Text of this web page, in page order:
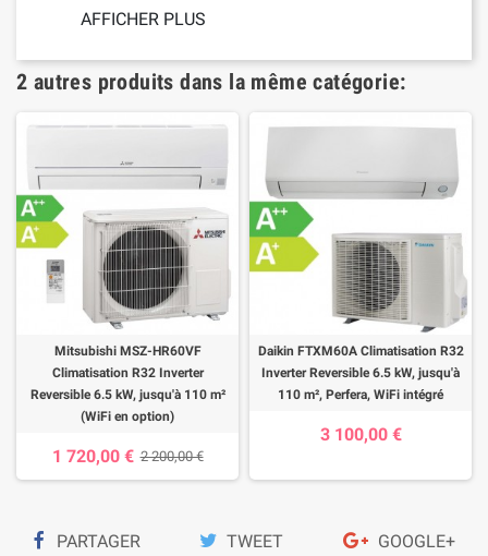
AFFICHER PLUS
2 autres produits dans la même catégorie:
Mitsubishi MSZ-HR60VF
Climatisation R32 Inverter
Reversible 6.5 kW, jusqu'à 110 m²
(WiFi en option)
1 720,00 € 2 200,00 €
Daikin FTXM60A Climatisation R32
Inverter Reversible 6.5 kW, jusqu'à
110 m², Perfera, WiFi intégré
3 100,00 €
PARTAGER TWEET
GOOGLE+